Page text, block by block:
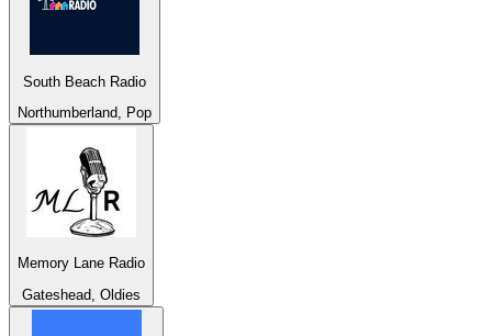
South Beach Radio
Northumberland, Pop
Memory Lane Radio
Gateshead, Oldies